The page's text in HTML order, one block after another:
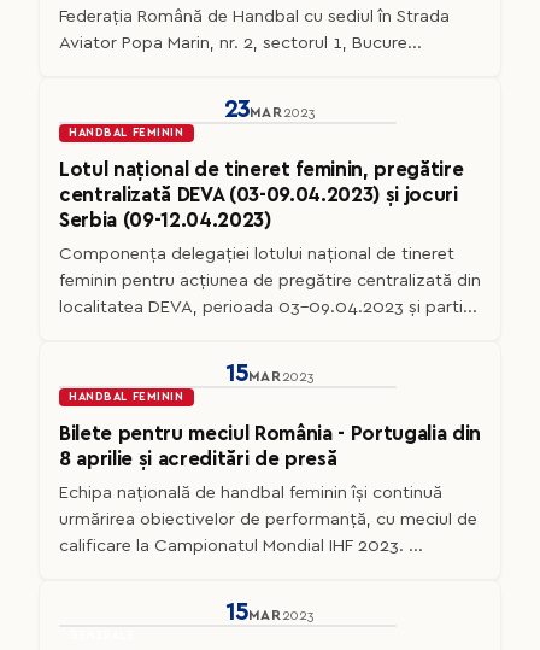
Federaţia Română de Handbal cu sediul în Strada
Aviator Popa Marin, nr. 2, sectorul 1, Bucure...
23MAR 2023
HANDBAL FEMININ
Lotul național de tineret feminin, pregătire
centralizată DEVA (03-09.04.2023) și jocuri
Serbia (09-12.04.2023)
Componența delegației lotului național de tineret
feminin pentru acțiunea de pregătire centralizată din
localitatea DEVA, perioada 03-09.04.2023 și parti...
15MAR 2023
HANDBAL FEMININ
Bilete pentru meciul România - Portugalia din
8 aprilie și acreditări de presă
Echipa națională de handbal feminin își continuă
urmărirea obiectivelor de performanță, cu meciul de
calificare la Campionatul Mondial IHF 2023. ...
15MAR 2023